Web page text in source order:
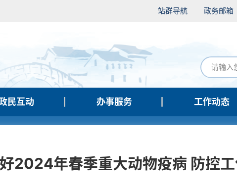
站群导航 政务邮箱
民互动 办事服务 工作动态
2024年春季重大动物疫病 防控